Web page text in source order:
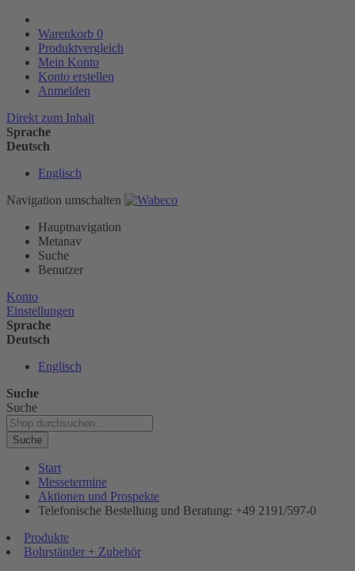
Warenkorb 0
Produktvergleich
Mein Konto
Konto erstellen
Anmelden
Direkt zum Inhalt
Sprache
Deutsch
Englisch
Navigation umschalten
Hauptnavigation
Metanav
Suche
Benutzer
Konto
Einstellungen
Sprache
Deutsch
Englisch
Suche
Suche
Suche
Start
Messetermine
Aktionen und Prospekte
Telefonische Bestellung und Beratung: +49 2191/597-0
Produkte
Bohrständer + Zubehör